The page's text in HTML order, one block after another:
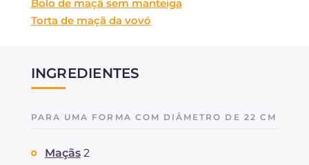
Bolo de maçã sem manteiga
Torta de maçã da vovó
INGREDIENTES
PARA UMA FORMA COM DIÂMETRO DE 22 CM
Maçãs 2